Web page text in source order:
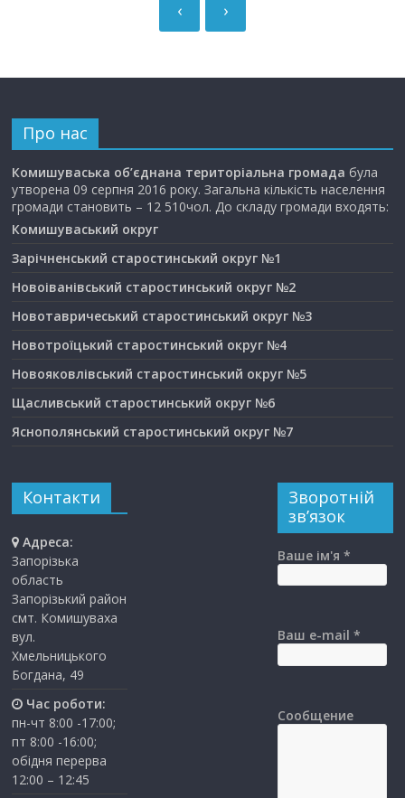
›
‹
Про нас
Комишуваська об’єднана територіальна громада була
утворена 09 серпня 2016 року. Загальна кількість населення
громади становить – 12 510чол. До складу громади входять:
Комишуваський округ
Зарічненський старостинський округ №1
Новоіванівський старостинський округ №2
Новотавричеський старостинський округ №3
Новотроїцький старостинський округ №4
Новояковлівський старостинський округ №5
Щасливський старостинський округ №6
Яснополянський старостинський округ №7
Контакти
Адреса:
Запорізька
область
Запорізький район
смт. Комишуваха
вул.
Хмельницького
Богдана, 49
Час роботи:
пн-чт 8:00 -17:00;
пт 8:00 -16:00;
обідня перерва
12:00 – 12:45
Зворотній
зв’язок
Ваше ім'я *
Ваш e-mail *
Сообщение